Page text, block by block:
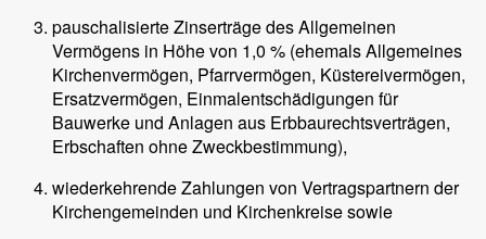
pauschalisierte Zinserträge des Allgemeinen
Vermögens in Höhe von 1,0 % (ehemals Allgemeines
Kirchenvermögen, Pfarrvermögen, Küstereivermögen,
Ersatzvermögen, Einmalentschädigungen für
Bauwerke und Anlagen aus Erbbaurechtsverträgen,
Erbschaften ohne Zweckbestimmung),
wiederkehrende Zahlungen von Vertragspartnern der
Kirchengemeinden und Kirchenkreise sowie